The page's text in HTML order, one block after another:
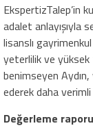
EkspertizTalep’in
adalet anlayışıyla
lisanslı
yeterlilik ve yüksek
benimseyen
ederek daha
Değerleme